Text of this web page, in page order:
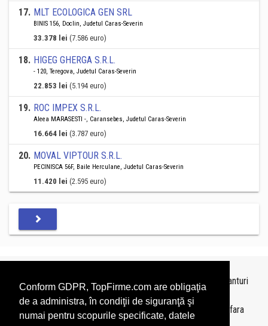
Conform GDPR, TopFirme.com are obligaţia
de a administra, în condiţii de siguranţă şi
numai pentru scopurile specificate, datele
17. MLT ECOLOGICA GEN SRL
BINIS 156, Doclin, Judetul Caras-Severin
33.378 lei (7.586 euro)
18. HIGEG GHERGA S.R.L.
- 120, Teregova, Judetul Caras-Severin
22.853 lei (5.194 euro)
19. ROC IMPEX S.R.L.
Aleea MARASESTI -, Caransebes, Judetul Caras-Severin
16.664 lei (3.787 euro)
20. MOVAL VIPTOUR S.R.L.
PECINISCA 56F, Baile Herculane, Judetul Caras-Severin
11.420 lei (2.595 euro)
Topurile sunt realizate deTopFirme
pe baza ultimelor bilanturi
depuse si au scop informativ.
Este interzisa folosirea topurilor fara acordul TopFirme si fara